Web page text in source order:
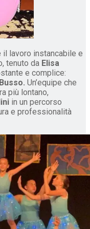
il lavoro instancabile e
tenuto da Elisa
e complice:
Un’equipe che
più lontano,
in un percorso
e professionalità